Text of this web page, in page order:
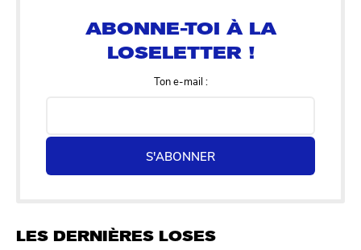
Ton e-mail :
S'ABONNER
LES DERNIÈRES LOSES